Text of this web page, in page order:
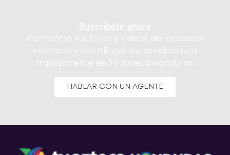
Suscribete ahora
Comparte tus fotos y videos del proceso
electoral y contribuye a una cobertura
transparente en TV Azteca Honduras.
HABLAR CON UN AGENTE